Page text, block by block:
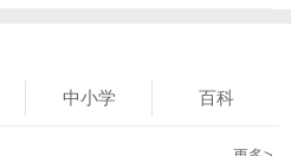
中小学 百科